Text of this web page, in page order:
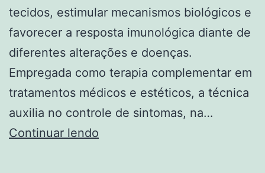
tecidos, estimular mecanismos biológicos e
favorecer a resposta imunológica diante de
diferentes alterações e doenças.
Empregada como terapia complementar em
tratamentos médicos e estéticos, a técnica
auxilia no controle de sintomas, na…
Continuar lendo